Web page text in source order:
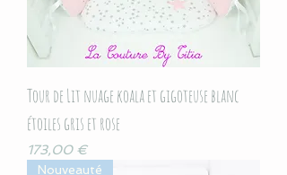
Tour de Lit nuage koala et gigoteuse blanc
étoiles gris et rose
Prix
173,00 €
Nouveauté